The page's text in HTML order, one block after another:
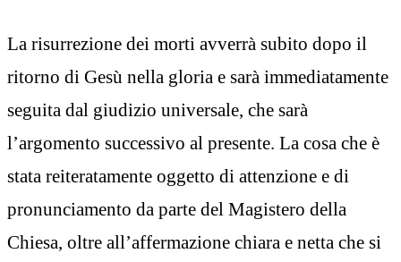
La risurrezione dei morti avverrà subito dopo il
ritorno di Gesù nella gloria e sarà immediatamente
seguita dal giudizio universale, che sarà
l’argomento successivo al presente. La cosa che è
stata reiteratamente oggetto di attenzione e di
pronunciamento da parte del Magistero della
Chiesa, oltre all’affermazione chiara e netta che si